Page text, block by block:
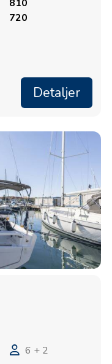
810
720
Detaljer
6 + 2